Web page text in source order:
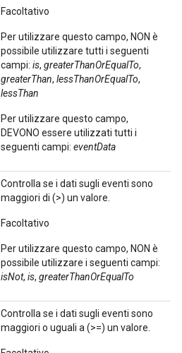
Facoltativo
Per utilizzare questo campo, NON è
possibile utilizzare tutti i seguenti
campi: is, greaterThanOrEqualTo,
greaterThan, lessThanOrEqualTo,
lessThan
Per utilizzare questo campo,
DEVONO essere utilizzati tutti i
seguenti campi: eventData
Controlla se i dati sugli eventi sono
maggiori di (>) un valore.
Facoltativo
Per utilizzare questo campo, NON è
possibile utilizzare i seguenti campi:
isNot, is, greaterThanOrEqualTo
Controlla se i dati sugli eventi sono
maggiori o uguali a (>=) un valore.